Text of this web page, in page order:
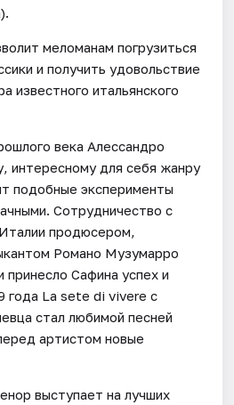
меломанам погрузиться
и получить удовольствие
известного итальянского
века Алессандро
интересному для себя жанру
подобные эксперименты
Сотрудничество с
продюсером,
Романо Музумарро
Сафина успех и
года La sete di vivere с
стал любимой песней
артистом новые
выступает на лучших